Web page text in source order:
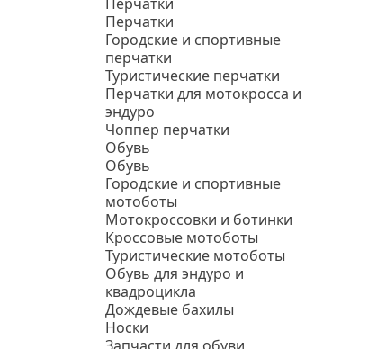
Перчатки
Городские и спортивные
перчатки
Туристические перчатки
Перчатки для мотокросса и
эндуро
Чоппер перчатки
Обувь
Обувь
Городские и спортивные
мотоботы
Мотокроссовки и ботинки
Кроссовые мотоботы
Туристические мотоботы
Обувь для эндуро и
квадроцикла
Дождевые бахилы
Носки